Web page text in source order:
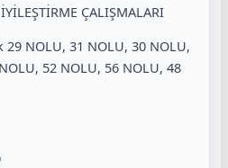
ÇALIŞMALARI
NOLU, 31 NOLU, 30 NOLU,
52 NOLU, 56 NOLU, 48